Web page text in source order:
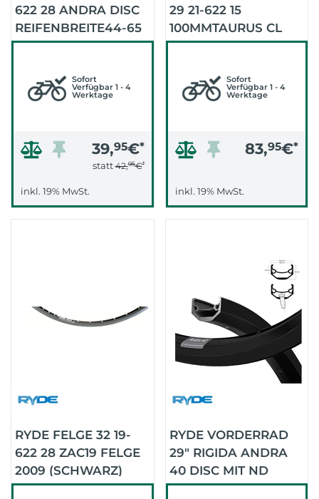
622 28 ANDRA DISC
REIFENBREITE44-65
(SCHWARZ)
Sofort
Verfügbar 1 - 4
Werktage
39,95€*
statt42,95€*
inkl. 19% MwSt.
29 21-622 15
100MMTAURUS CL
(SCHWARZ/SCHWARZ/
Sofort
Verfügbar 1 - 4
Werktage
83,95€*
inkl. 19% MwSt.
RYDE FELGE 32 19-
622 28 ZAC19 FELGE
2009 (SCHWARZ)
RYDE VORDERRAD
29" RIGIDA ANDRA
40 DISC MIT ND
CENTER (.)